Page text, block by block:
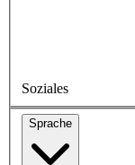
Soziales
Sprache